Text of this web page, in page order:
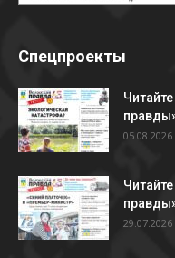
Спецпроекты
05.08.2026
29.07.2026